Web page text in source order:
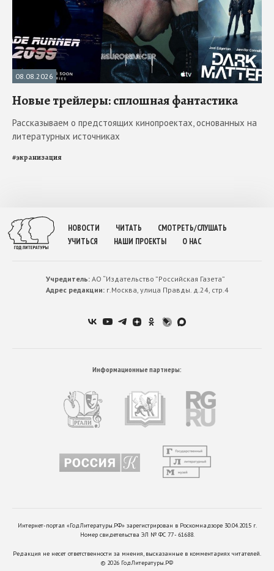
08.08.2026
Новые трейлеры: сплошная фантастика
Рассказываем о предстоящих кинопроектах, основанных на
литературных источниках
#экранизация
НОВОСТИ ЧИТАТЬ
СМОТРЕТЬ/СЛУШАТЬ
УЧИТЬСЯ
НАШИ ПРОЕКТЫ О НАС
Учредитель:АО “Издательство ”Российская Газета”
Адрес редакции:г.Москва, улица Правды. д.24, стр.4
Информационные партнеры:
Интернет-портал «ГодЛитературы.РФ» зарегистрирован в Роскомнадзоре 30.04.2015 г.
Номер свидетельства ЭЛ № ФС 77 - 61688.
Редакция не несет ответственности за мнения, высказанные в комментариях читателей.
© 2026 ГодЛитературы.РФ